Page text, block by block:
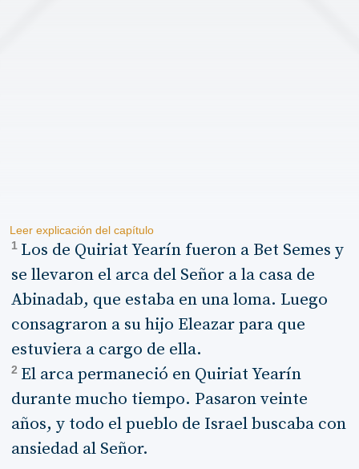
Leer explicación del capítulo
1 Los de Quiriat Yearín fueron a Bet Semes y
se llevaron el arca del Señor a la casa de
Abinadab, que estaba en una loma. Luego
consagraron a su hijo Eleazar para que
estuviera a cargo de ella.
2 El arca permaneció en Quiriat Yearín
durante mucho tiempo. Pasaron veinte
años, y todo el pueblo de Israel buscaba con
ansiedad al Señor.